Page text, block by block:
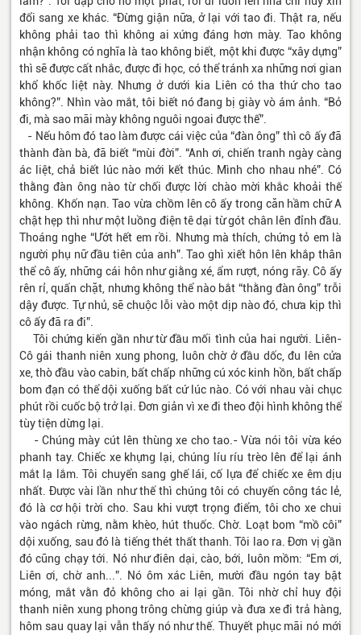
đổi sang xe khác. “Đừng giận nữa, ở lại với tao đi. Thật ra, nếu
không phải tao thì không ai xứng đáng hơn mày. Tao không
nhận không có nghĩa là tao không biết, một khi được “xây dựng”
thì sẽ được cất nhắc, được đi học, có thể tránh xa những nơi gian
khổ khốc liệt này. Nhưng ở dưới kia Liên có tha thứ cho tao
không?”. Nhìn vào mắt, tôi biết nó đang bị giày vò ám ảnh. “Bỏ
đi, mà sao mãi mày không nguôi ngoai được thế”.
- Nếu hôm đó tao làm được cái việc của “đàn ông” thì cô ấy đã
thành đàn bà, đã biết “mùi đời”. “Anh ơi, chiến tranh ngày càng
ác liệt, chả biết lúc nào mới kết thúc. Mình cho nhau nhé”. Có
thằng đàn ông nào từ chối được lời chào mời khắc khoải thế
không. Khốn nạn. Tao vừa chồm lên cô ấy trong căn hầm chữ A
chật hẹp thì như một luồng điện tê dại từ gót chân lên đỉnh đầu.
Thoáng nghe “Ướt hết em rồi. Nhưng mà thích, chứng tỏ em là
người phụ nữ đầu tiên của anh”. Tao ghì xiết hôn lên khắp thân
thể cô ấy, những cái hôn như giằng xé, ẩm rượt, nóng rãy. Cô ấy
rên rỉ, quấn chặt, nhưng không thể nào bắt “thằng đàn ông” trỗi
dậy được. Tự nhủ, sẽ chuộc lỗi vào một dịp nào đó, chưa kịp thì
cô ấy đã ra đi”.
Tôi chứng kiến gần như từ đầu mối tình của hai người. Liên-
Cô gái thanh niên xung phong, luôn chờ ở đầu dốc, đu lên cửa
xe, thò đầu vào cabin, bất chấp những cú xóc kinh hồn, bất chấp
bom đạn có thể dội xuống bất cứ lúc nào. Có với nhau vài chục
phút rồi cuốc bộ trở lại. Đơn giản vì xe đi theo đội hình không thể
tùy tiện dừng lại.
- Chúng mày cút lên thùng xe cho tao.- Vừa nói tôi vừa kéo
phanh tay. Chiếc xe khựng lại, chúng líu ríu trèo lên để lại ánh
mắt lạ lắm. Tôi chuyển sang ghế lái, cố lựa để chiếc xe êm dịu
nhất. Được vài lần như thế thì chúng tôi có chuyến công tác lẻ,
đó là cơ hội trời cho. Sau khi vượt trọng điểm, tôi cho xe chui
vào ngách rừng, nằm khèo, hút thuốc. Chờ. Loạt bom “mồ côi”
dội xuống, sau đó là tiếng thét thất thanh. Tôi lao ra. Đơn vị gần
đó cũng chạy tới. Nó như điên dại, cào, bới, luôn mồm: “Em ơi,
Liên ơi, chờ anh...”. Nó ôm xác Liên, mười đầu ngón tay bật
móng, mắt vằn đỏ không cho ai lại gần. Tôi nhờ chỉ huy đội
thanh niên xung phong trông chừng giúp và đưa xe đi trả hàng,
hôm sau quay lại vẫn thấy nó như thế. Thuyết phục mãi nó mới